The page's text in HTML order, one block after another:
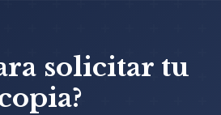
solicitar tu